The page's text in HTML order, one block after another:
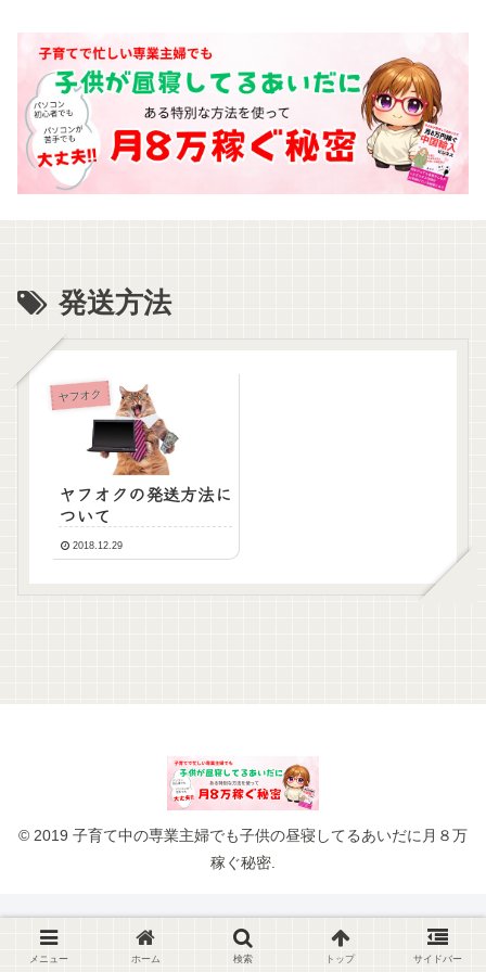
発送方法
ヤフオク
ヤフオクの発送方法に
ついて
2018.12.29
© 2019 子育て中の専業主婦でも子供の昼寝してるあいだに月８万
稼ぐ秘密.
メニュー ホーム 検索 トップ サイドバー